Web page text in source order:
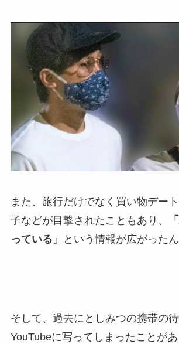
また、旅行だけでなく買い物デー
子などが目撃されたこともあり、
っている」
という情報が広がったん
そして、過去にとしみつの携帯の
YouTubeに写ってしまったことがあ